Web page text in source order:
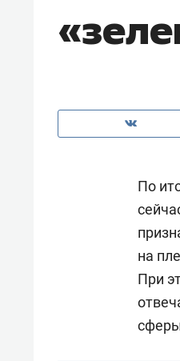
По
на
При
Рекомендуем
Как ГК «МИР
создают